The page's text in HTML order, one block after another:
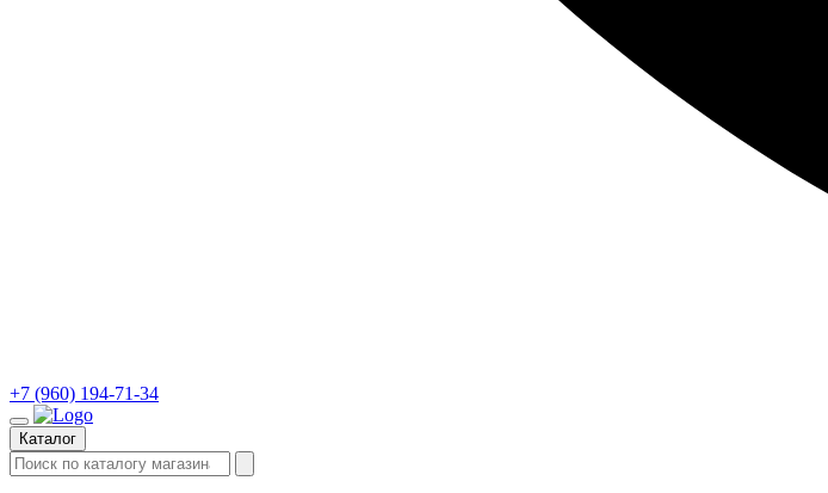
+7 (960) 194-71-34
Каталог